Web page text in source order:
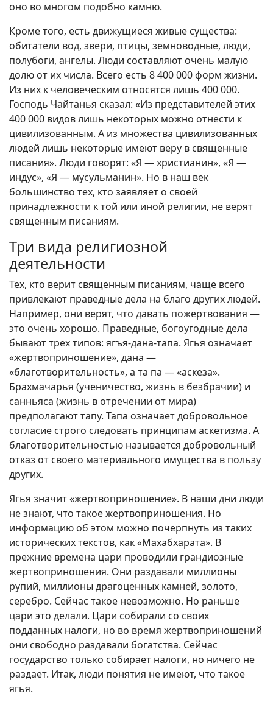
оно во многом подобно камню.
Кроме того, есть движущиеся живые существа:
обитатели вод, звери, птицы, земноводные, люди,
полубоги, ангелы. Люди составляют очень малую
долю от их числа. Всего есть 8 400 000 форм жизни.
Из них к человеческим относятся лишь 400 000.
Господь Чайтанья сказал: «Из представителей этих
400 000 видов лишь некоторых можно отнести к
цивилизованным. А из множества цивилизованных
людей лишь некоторые имеют веру в священные
писания». Люди говорят: «Я — христианин», «Я —
индус», «Я — мусульманин». Но в наш век
большинство тех, кто заявляет о своей
принадлежности к той или иной религии, не верят
священным писаниям.
Три вида религиозной
деятельности
Тех, кто верит священным писаниям, чаще всего
привлекают праведные дела на благо других людей.
Например, они верят, что давать пожертвования —
это очень хорошо. Праведные, богоугодные дела
бывают трех типов: ягъя-дана-тапа. Ягья означает
«жертвоприношение», дана —
«благотворительность», а та па — «аскеза».
Брахмачарья (ученичество, жизнь в безбрачии) и
санньяса (жизнь в отречении от мира)
предполагают тапу. Taпa означает добровольное
согласие строго следовать принципам аскетизма. А
благотворительностью называется добровольный
отказ от своего материального имущества в пользу
других.
Ягья значит «жертвоприношение». В наши дни люди
не знают, что такое жертвоприношения. Но
информацию об этом можно почерпнуть из таких
исторических текстов, как «Махабхарата». В
прежние времена цари проводили грандиозные
жертвоприношения. Они раздавали миллионы
рупий, миллионы драгоценных камней, золото,
серебро. Сейчас такое невозможно. Но раньше
цари это делали. Цари собирали со своих
подданных налоги, но во время жертвоприношений
они свободно раздавали богатства. Сейчас
государство только собирает налоги, но ничего не
раздает. Итак, люди понятия не имеют, что такое
ягья.